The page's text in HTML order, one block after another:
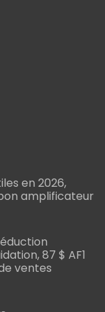
en 2026,
amplificateur
87 $ AF1
ventes